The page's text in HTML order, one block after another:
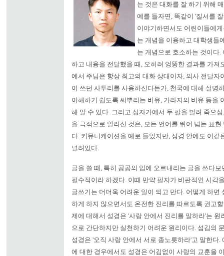
는 것은 대화를 잘 하기 위해
예를 들자면, 똑같이 '질서를
이야기하면서도 어린이들에
는 개념을 이용하고 대학생들
는 개념으로 호소하는 것이다.
하고 내용을 전달했을 때, 오히려 엉뚱한 결과를 가져
에서 주님은 항상 최고의 대화 상대이자, 의사 전달자
이 쓰던 사투리를 사용하신다든가, 천국에 대해 설명
이해하기 쉽도록 씨뿌리는 비유, 가라지의 비유 등을
해 알 수 있다. 그리고 십자가에서 두 팔을 벌려 죽으
을 극적으로 알리신 것은, 모든 언어를 뛰어 넘는 표현
다. 커뮤니케이션을 예로 들었지만, 성경 안에도 이같
널려있다.
글을 쓸 때, 특히 공공의 입에 오르내리는 글을 쓰다
필수적이라 하겠다. 이때 만약 필자가 비판적인 시각
글쓰기는 더더욱 어려운 일이 되고 만다. 어떻게 하면
하게 하지 않으면서도 온전한 진리를 따르도록 권고
제에 대해서 성경은 '사랑 안에서 진리를 말하라'는 원
으로 간단하지만 실천하기 어려운 원리이다. 섬김의
성경은 '오직 사랑 안에서 서로 종노릇하라'고 말한다.
에 대한 경우에서도 성경은 어김없이 사랑의 교훈을